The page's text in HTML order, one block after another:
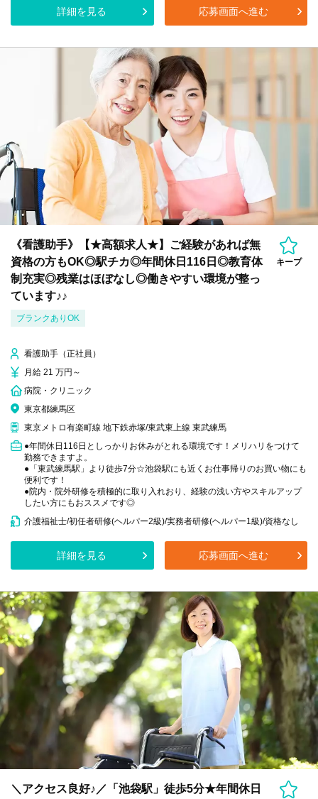
詳細を見る 応募画面へ進む
《看護助手》【★高額求人★】ご経験があれば無
資格の方もOK◎駅チカ◎年間休日116日◎教育体
制充実◎残業はほぼなし◎働きやすい環境が整っ
ています♪♪
キープ
ブランクありOK
看護助手（正社員）
月給 21 万円～
病院・クリニック
東京都練馬区
東京メトロ有楽町線 地下鉄赤塚/東武東上線 東武練馬
●年間休日116日としっかりお休みがとれる環境です！メリハリをつけて
勤務できますよ。
●「東武練馬駅」より徒歩7分☆池袋駅にも近くお仕事帰りのお買い物にも
便利です！
●院内・院外研修を積極的に取り入れおり、経験の浅い方やスキルアップ
したい方にもおススメです◎
介護福祉士/初任者研修(ヘルパー2級)/実務者研修(ヘルパー1級)/資格なし
詳細を見る 応募画面へ進む
＼アクセス良好♪／「池袋駅」徒歩5分★年間休日